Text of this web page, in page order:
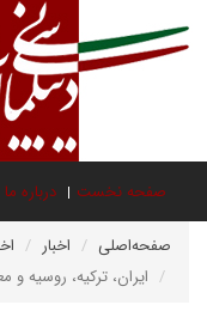
صفحه نخست درباره ما
صفحه‌اصلی اخبار
ایران، ترکیه، روسیه و